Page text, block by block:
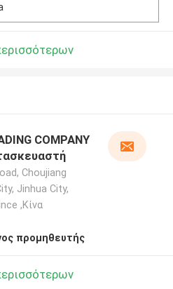
COMPANY
Choujiang
Jinhua City,
,Κίνα
προμηθευτής